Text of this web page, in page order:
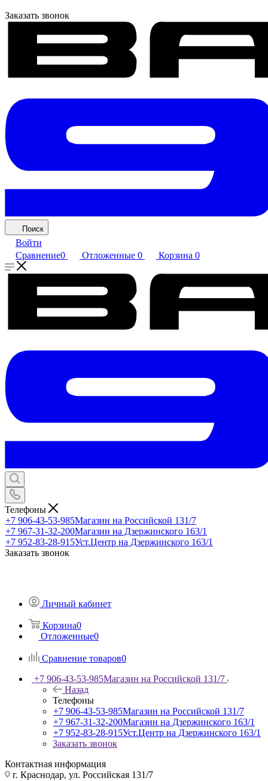
Заказать звонок
Поиск
Войти
Сравнение0 Отложенные 0 Корзина 0
Телефоны
+7 906-43-53-985Магазин на Российской 131/7
+7 967-31-32-200Магазин на Дзержинского 163/1
+7 952-83-28-915Уст.Центр на Дзержинского 163/1
Заказать звонок
Личный кабинет
Корзина0
Отложенные0
Сравнение товаров0
+7 906-43-53-985Магазин на Российской 131/7
Назад
Телефоны
+7 906-43-53-985Магазин на Российской 131/7
+7 967-31-32-200Магазин на Дзержинского 163/1
+7 952-83-28-915Уст.Центр на Дзержинского 163/1
Заказать звонок
Контактная информация
г. Краснодар, ул. Российская 131/7